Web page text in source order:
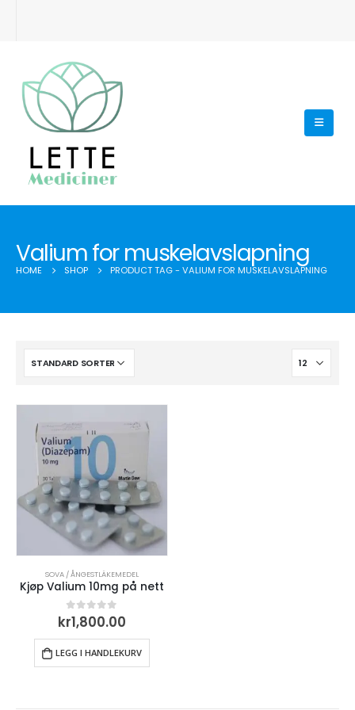
Valium for muskelavslapning
HOME SHOP PRODUCT TAG - VALIUM FOR MUSKELAVSLAPNING
SOVA / ÅNGESTLÄKEMEDEL
Kjøp Valium 10mg på nett
0out of 5
kr1,800.00
LEGG I HANDLEKURV